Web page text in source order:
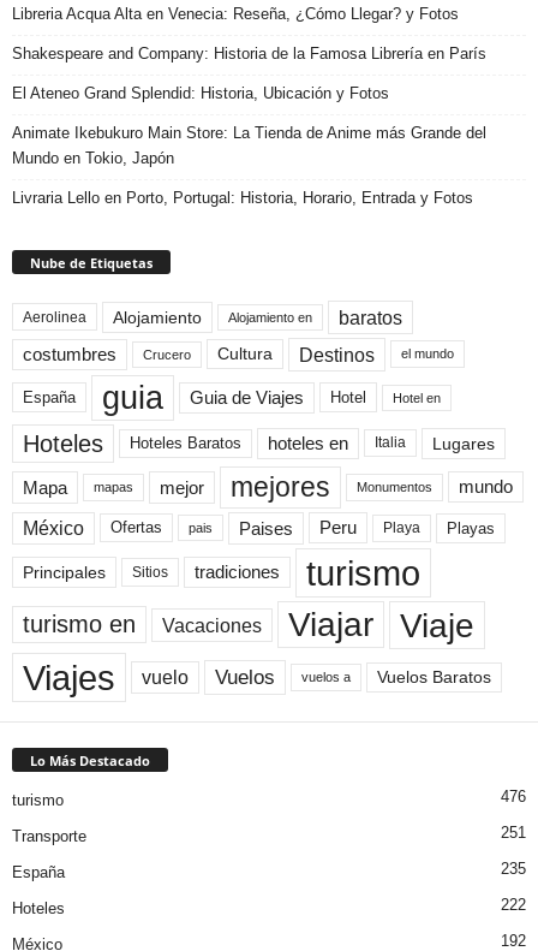
Libreria Acqua Alta en Venecia: Reseña, ¿Cómo Llegar? y Fotos
Shakespeare and Company: Historia de la Famosa Librería en París
El Ateneo Grand Splendid: Historia, Ubicación y Fotos
Animate Ikebukuro Main Store: La Tienda de Anime más Grande del
Mundo en Tokio, Japón
Livraria Lello en Porto, Portugal: Historia, Horario, Entrada y Fotos
Nube de Etiquetas
Aerolinea Alojamiento Alojamiento en baratos
costumbres Crucero Cultura Destinos el mundo
España guia Guia de Viajes Hotel Hotel en
Hoteles Hoteles Baratos hoteles en Italia Lugares
Mapa mapas mejor mejores Monumentos mundo
México Ofertas pais Paises Peru Playa Playas
Principales Sitios tradiciones turismo
turismo en Vacaciones Viajar Viaje
Viajes vuelo Vuelos vuelos a Vuelos Baratos
Lo Más Destacado
turismo 476
Transporte 251
España 235
Hoteles 222
México 192